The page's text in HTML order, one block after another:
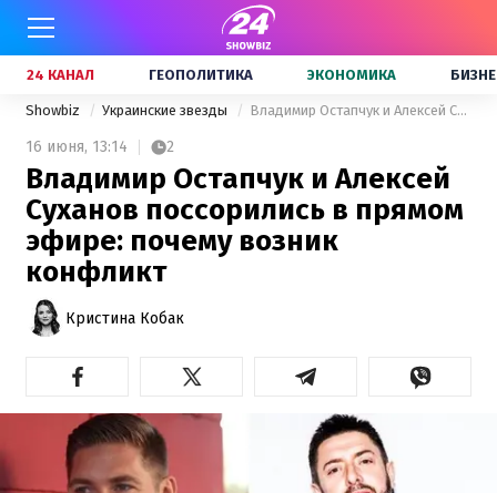
24 КАНАЛ ГЕОПОЛИТИКА ЭКОНОМИКА
Showbiz Украинские звезды Владимир Остапчук и Алексей Суханов поссорились в прямом эфире: почему возник конфликт
16 июня, 13:14 2
Владимир Остапчук и Алексей
Суханов поссорились в прямом
эфире: почему возник
конфликт
Кристина Кобак